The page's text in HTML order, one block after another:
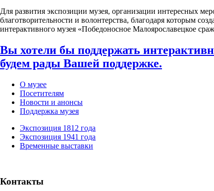
Для развития экспозиции музея, организации интересных
благотворительности и волонтерства, благодаря которым
интерактивного музея «Победоносное Малоярославецкое
Вы хотели бы поддержать
будем рады Вашей поддержке.
О музее
Посетителям
Новости и анонсы
Поддержка музея
Экспозиция 1812 года
Экспозиция 1941 года
Временные выставки
Контакты